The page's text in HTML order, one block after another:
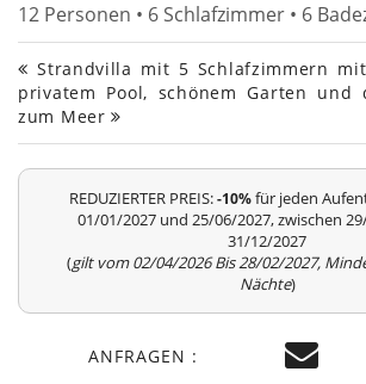
12 Personen • 6 Schlafzimmer • 6
Strandvilla mit 5 Schlafzimmern
privatem Pool, schönem Garten und
zum Meer
REDUZIERTER PREIS:-10%für jeden
01/01/2027 und 25/06/2027, zwischen
31/12/2027
(gilt vom 02/04/2026 Bis 28/02/2027,
Nächte)
ANFRAGEN :